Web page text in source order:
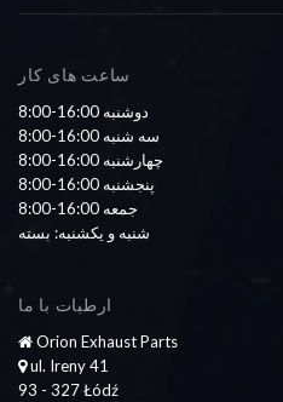
ساعت های کار
8:00-16:00 دوشنبه
8:00-16:00 سه شنبه
8:00-16:00 چهارشنبه
8:00-16:00 پنجشنبه
8:00-16:00 جمعه
شنبه و یکشنبه: بسته
ارطبات با ما
Orion Exhaust Parts
ul. Ireny 41
93 - 327 Łódź